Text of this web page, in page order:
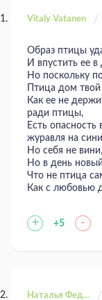
Vitaly Vatanen
Образ птицы
И впустить ее
Но поскольку
Птица дом
Как ее не
ради птицы,
Есть опасность
журавля на
Но себя не
Но в день
Что не птица
Как с любовью
+ +5 -
Наталья Федоровна